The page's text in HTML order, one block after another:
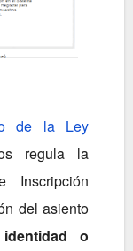
de la Ley
regula la
Inscripción
del asiento
o